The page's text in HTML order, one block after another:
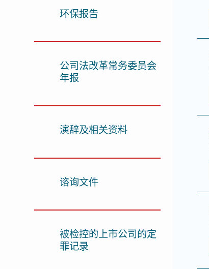
环保报告
公司法改革常务委员会
年报
演辞及相关资料
谘询文件
被检控的上市公司的定
罪记录